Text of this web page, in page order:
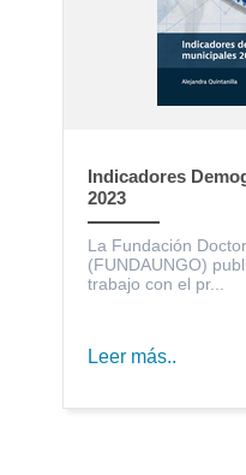
Indicadores
2023
La Fundación
(FUNDAUNGO)
trabajo con el pr...
Leer más..